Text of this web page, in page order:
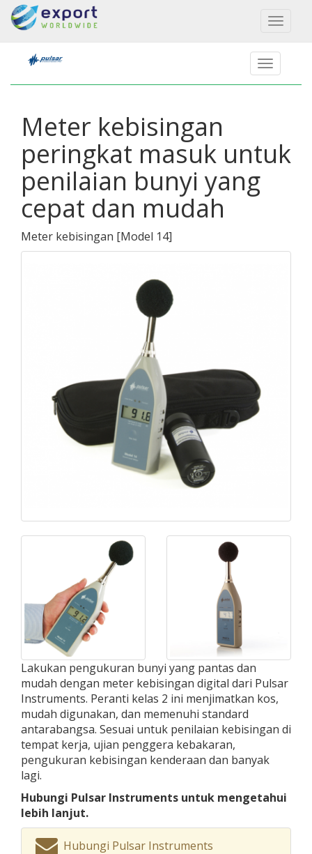
Toggle
Meter kebisingan
peringkat masuk untuk
penilaian bunyi yang
cepat dan mudah
Meter kebisingan [Model 14]
Lakukan pengukuran bunyi yang pantas dan
mudah dengan meter kebisingan digital dari Pulsar
Instruments. Peranti kelas 2 ini menjimatkan kos,
mudah digunakan, dan memenuhi standard
antarabangsa. Sesuai untuk penilaian kebisingan di
tempat kerja, ujian penggera kebakaran,
pengukuran kebisingan kenderaan dan banyak
lagi.
Hubungi Pulsar Instruments untuk mengetahui
lebih lanjut.
Hubungi Pulsar Instruments